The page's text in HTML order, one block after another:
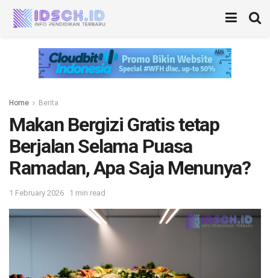
Home Berita
Makan Bergizi Gratis tetap
Berjalan Selama Puasa
Ramadan, Apa Saja Menunya?
1 February 2026 1 min read